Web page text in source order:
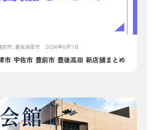
前市, 豊後高田市 2026年8月7日
宇佐市 豊前市 豊後高田 新店舗まとめ